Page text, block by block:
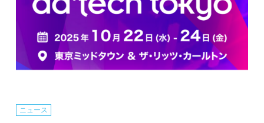
ニュース